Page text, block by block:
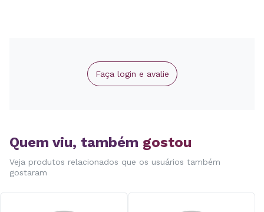
Faça login e avalie
Quem viu, também gostou
Veja produtos relacionados que os usuários também
gostaram